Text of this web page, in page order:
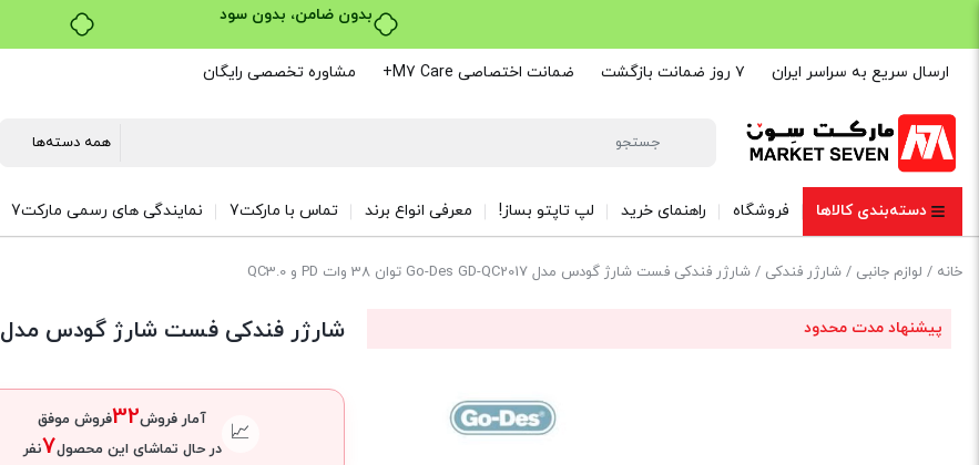
خرید قسطی با ترب‌پی
ارسال سریع به سراسر ایران ۷ روز ضمانت بازگشت ضمانت اختصاصی M7 Care+ مشاوره تخصصی رایگان
دسته‌بندی کالاها فروشگاه راهنمای خرید لپ تاپتو بساز! معرفی انواع برند تماس با مارکت7 نمایندگی های رسمی مارکت7
خانه / لوازم جانبی / شارژر فندکی / شارژر فندکی فست شارژ گودس مدل Go-Des GD-QC2017 توان 38 وات PD و QC3.0
پیشنهاد مدت محدود شارژر فندکی فست شارژ گودس مدل Go-Des GD-QC2017 توان 38 وات PD و QC3.0
📈 آمار فروش32فروش موفق
در حال تماشای این محصول7نفر